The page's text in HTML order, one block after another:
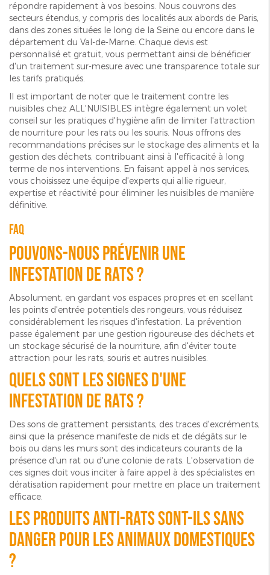
répondre rapidement à vos besoins. Nous couvrons des
secteurs étendus, y compris des localités aux abords de Paris,
dans des zones situées le long de la Seine ou encore dans le
département du Val-de-Marne. Chaque devis est
personnalisé et gratuit, vous permettant ainsi de bénéficier
d'un traitement sur-mesure avec une transparence totale sur
les tarifs pratiqués.
Il est important de noter que le traitement contre les
nuisibles chez ALL'NUISIBLES intègre également un volet
conseil sur les pratiques d'hygiène afin de limiter l'attraction
de nourriture pour les rats ou les souris. Nous offrons des
recommandations précises sur le stockage des aliments et la
gestion des déchets, contribuant ainsi à l'efficacité à long
terme de nos interventions. En faisant appel à nos services,
vous choisissez une équipe d'experts qui allie rigueur,
expertise et réactivité pour éliminer les nuisibles de manière
définitive.
FAQ
Pouvons-nous prévenir une
infestation de rats ?
Absolument, en gardant vos espaces propres et en scellant
les points d'entrée potentiels des rongeurs, vous réduisez
considérablement les risques d'infestation. La prévention
passe également par une gestion rigoureuse des déchets et
un stockage sécurisé de la nourriture, afin d'éviter toute
attraction pour les rats, souris et autres nuisibles.
Quels sont les signes d'une
infestation de rats ?
Des sons de grattement persistants, des traces d'excréments,
ainsi que la présence manifeste de nids et de dégâts sur le
bois ou dans les murs sont des indicateurs courants de la
présence d'un rat ou d'une colonie de rats. L'observation de
ces signes doit vous inciter à faire appel à des spécialistes en
dératisation rapidement pour mettre en place un traitement
efficace.
Les produits anti-rats sont-ils sans
danger pour les animaux domestiques
?